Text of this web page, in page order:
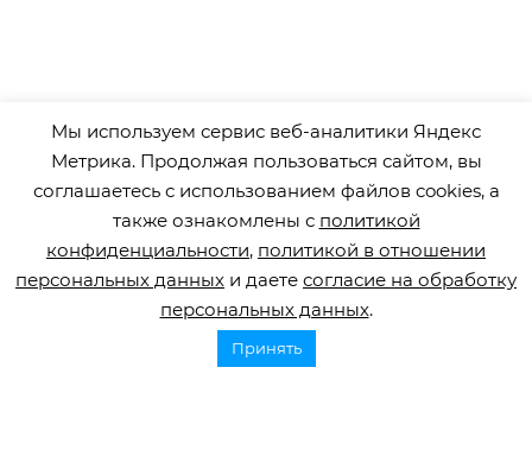
Мы используем сервис веб-аналитики Яндекс
Метрика. Продолжая пользоваться сайтом, вы
соглашаетесь с использованием файлов cookies, а
также ознакомлены с политикой
конфиденциальности, политикой в отношении
персональных данных и даете согласие на обработку
персональных данных.
Принять